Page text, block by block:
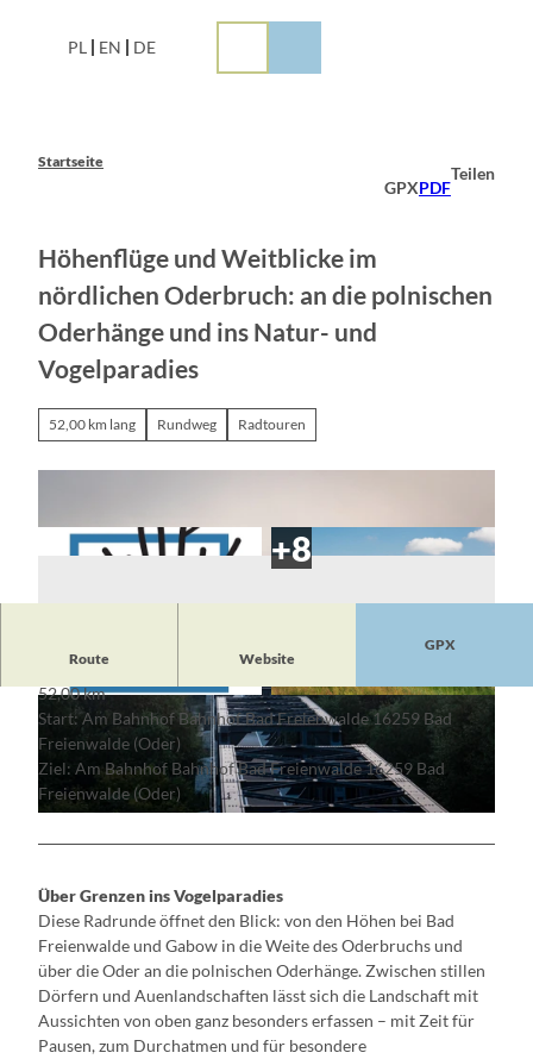
PL EN DE
Startseite
GPXPDF
Teilen
Höhenflüge und Weitblicke im
nördlichen Oderbruch: an die polnischen
Oderhänge und ins Natur- und
Vogelparadies
52,00 km lang Rundweg Radtouren
© Seenland, Lizenz: Seenland Oder-Spree
© TMB-Fotoarchiv/Steffen Lehmann, Lizenz: T
MB-Fotoarchiv/Steffen Lehmann
Route Website
GPX
52,00 km
Start: Am Bahnhof Bahnhof Bad Freienwalde 16259 Bad
Freienwalde (Oder)
Ziel: Am Bahnhof Bahnhof Bad Freienwalde 16259 Bad
Freienwalde (Oder)
Über Grenzen ins Vogelparadies
Diese Radrunde öffnet den Blick: von den Höhen bei Bad
Freienwalde und Gabow in die Weite des Oderbruchs und
über die Oder an die polnischen Oderhänge. Zwischen stillen
Dörfern und Auenlandschaften lässt sich die Landschaft mit
Aussichten von oben ganz besonders erfassen – mit Zeit für
Pausen, zum Durchatmen und für besondere